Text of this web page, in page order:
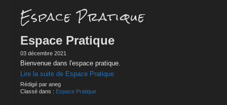
Espace Pratique
Espace Pratique
03 décembre 2021
Bienvenue dans l'espace pratique.
Lire la suite de Espace Pratique
Rédigé par aneg
Classé dans : Espace Pratique